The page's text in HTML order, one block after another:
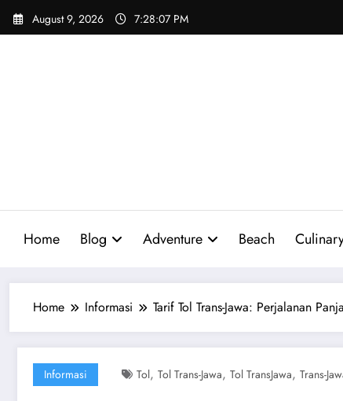
Skip
August 9, 2026 7:28:09 PM
Home Blog Adventure Beach
Home Informasi Tarif Tol Trans-Jawa: Perjalanan
Informasi Tol, Tol Trans-Jawa, Tol TransJawa, Trans-